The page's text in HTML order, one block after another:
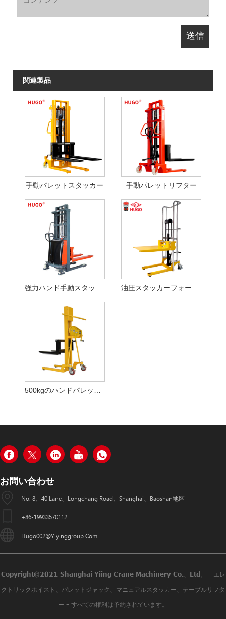
関連製品
手動パレットスタッカー 手動パレットリフター
お問い合わせ
No. 8、40 Lane、Longchang Road、Shanghai、Baoshan地区
+86-19933570112
Hugo002@yiyinggroup.com
Copyright©2021 Shanghai Yiing Crane Machinery Co.、Ltd。 - エレ
クトリックホイスト、パレットジャック、マニュアルスタッカー、テーブルリフタ
ー - すべての権利は予約されています。